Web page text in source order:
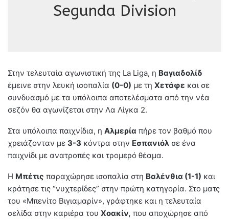
Segunda Division
Στην τελευταία αγωνιστική της La Liga, η Βαγιαδολίδ
έμεινε στην λευκή ισοπαλία (0-0) με τη Χετάφε και σε
συνδυασμό με τα υπόλοιπα αποτελέσματα από την νέα
σεζόν θα αγωνίζεται στην Λα Λίγκα 2.
Στα υπόλοιπα παιχνίδια, η Αλμερία πήρε τον βαθμό που
χρειάζονταν με 3-3 κόντρα στην Εσπανιόλ σε ένα
παιχνίδι με ανατροπές και τρομερό θέαμα.
Η Μπέτις παραχώρησε ισοπαλία στη Βαλένθια (1-1) και
κράτησε τις “νυχτερίδες” στην πρώτη κατηγορία. Στο ματς
του «Μπενίτο Βιγιαμαρίν», γράφτηκε και η τελευταία
σελίδα στην καριέρα του Χοακίν, που αποχώρησε από